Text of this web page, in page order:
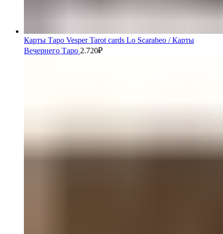
Карты Таро Vesper Tarot cards Lo Scarabeo / Карты
Вечернего Таро 2.720₽